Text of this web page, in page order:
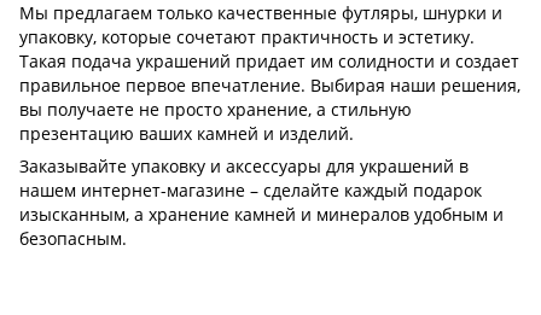
Мы предлагаем только качественные футляры, шнурки и
упаковку, которые сочетают практичность и эстетику.
Такая подача украшений придает им солидности и создает
правильное первое впечатление. Выбирая наши решения,
вы получаете не просто хранение, а стильную
презентацию ваших камней и изделий.
Заказывайте упаковку и аксессуары для украшений в
нашем интернет-магазине – сделайте каждый подарок
изысканным, а хранение камней и минералов удобным и
безопасным.